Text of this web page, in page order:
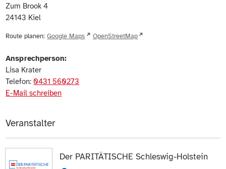
Zum Brook 4
24143 Kiel
Route planen: Google Maps OpenStreetMap
Ansprechperson:
Lisa Krater
Telefon: 0431 560273
E-Mail schreiben
Veranstalter
Der PARITÄTISCHE Schleswig-Holstein